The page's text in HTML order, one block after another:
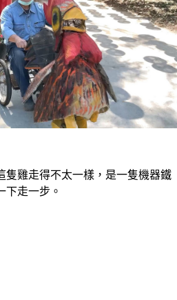
雞走得不太一樣，是一隻機器鐵